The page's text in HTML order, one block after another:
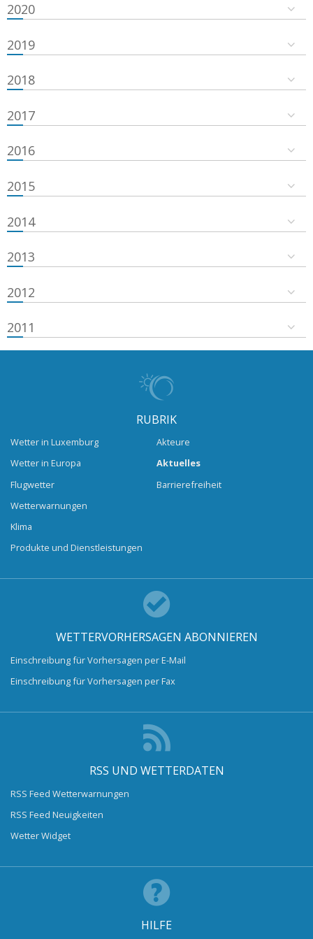
2020
2019
2018
2017
2016
2015
2014
2013
2012
2011
RUBRIK
Wetter in Luxemburg
Wetter in Europa
Flugwetter
Wetterwarnungen
Klima
Produkte und Dienstleistungen
Akteure
Aktuelles
Barrierefreiheit
WETTERVORHERSAGEN ABONNIEREN
Einschreibung für Vorhersagen per E-Mail
Einschreibung für Vorhersagen per Fax
RSS UND WETTERDATEN
RSS Feed Wetterwarnungen
RSS Feed Neuigkeiten
Wetter Widget
HILFE